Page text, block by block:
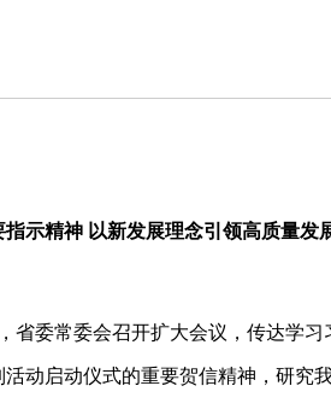
示精神 以新发展理念引领高质量发
省委常委会召开扩大会议，传达学
动启动仪式的重要贺信精神，研究